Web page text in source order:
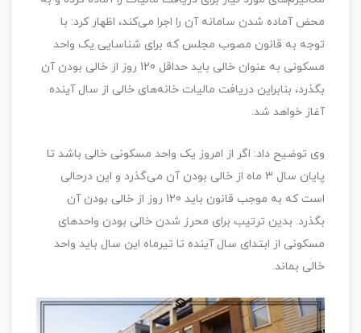
محض آماده شدن سامانه آن را اجرا می‌کند، اظهار کرد: با
توجه به قانون مصوب مجلس که برای شناسایی یک واحد
مسکونی به عنوان خالی باید حداقل 120 روز از خالی بودن آن
بگذرد، بنابراین دریافت مالیات خانه‌های خالی از سال آینده
آغاز خواهد شد.
وی توضیح داد: اگر از امروز یک واحد مسکونی خالی باشد تا
پایان سال 3 ماه از خالی بودن آن می‌گذرد و این درحالی
است که به موجب قانون باید 120 روز از خالی بودن آن
بگذرد. بدین ترتیب برای محرز شدن خالی بودن واحدهای
مسکونی از ابتدای سال آینده تا تیرماه این سال باید واحد
خالی بماند.